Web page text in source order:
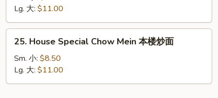
Mein
菜
炒
Lg. 大: $11.00
House
Special
Chow
Mein
25. House Special Chow Mein 本楼炒面
Sm. 小: $8.50
Lg. 大: $11.00